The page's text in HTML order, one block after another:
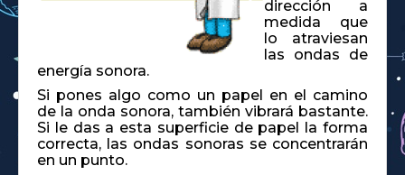
dirección a
medida que
lo atraviesan
las ondas de
energía sonora.
Si pones algo como un papel en el camino
de la onda sonora, también vibrará bastante.
Si le das a esta superficie de papel la forma
correcta, las ondas sonoras se concentrarán
en un punto.